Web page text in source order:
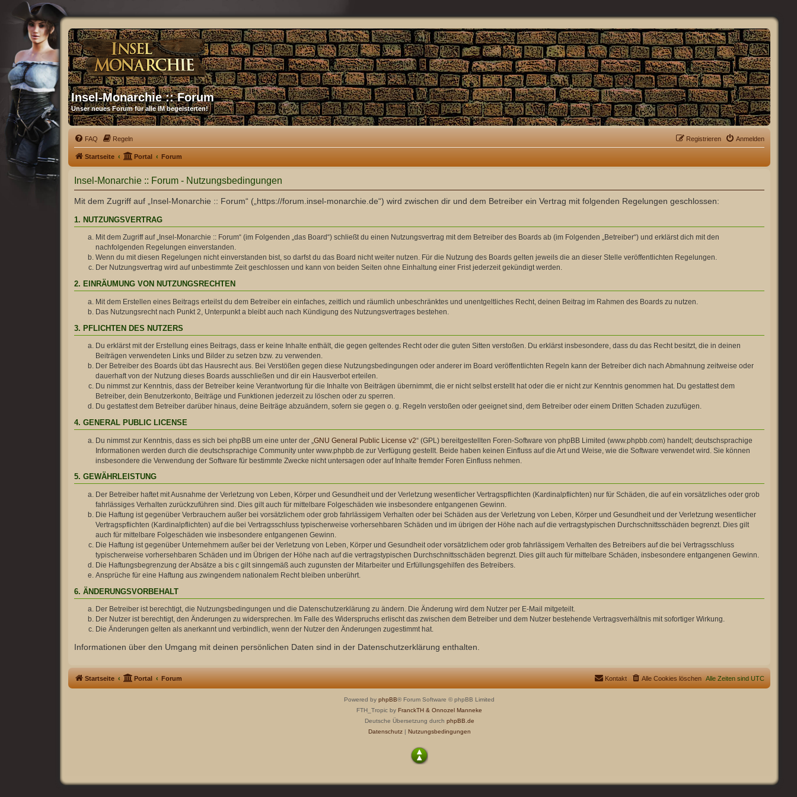
Insel-Monarchie :: Forum
Unser neues Forum für alle IM begeisterten!
FAQ Regeln Anmelden
Registrieren
Startseite Portal Forum
Insel-Monarchie :: Forum - Nutzungsbedingungen
Mit dem Zugriff auf „Insel-Monarchie :: Forum“ („https://forum.insel-monarchie.de“) wird zwischen dir und dem Betreiber ein Vertrag mit folgenden Regelungen geschlossen:
1. NUTZUNGSVERTRAG
Mit dem Zugriff auf „Insel-Monarchie :: Forum“ (im Folgenden „das Board“) schließt du einen Nutzungsvertrag mit dem Betreiber des Boards ab (im Folgenden „Betreiber“) und erklärst dich mit den
nachfolgenden Regelungen einverstanden.
Wenn du mit diesen Regelungen nicht einverstanden bist, so darfst du das Board nicht weiter nutzen. Für die Nutzung des Boards gelten jeweils die an dieser Stelle veröffentlichten Regelungen.
Der Nutzungsvertrag wird auf unbestimmte Zeit geschlossen und kann von beiden Seiten ohne Einhaltung einer Frist jederzeit gekündigt werden.
2. EINRÄUMUNG VON NUTZUNGSRECHTEN
Mit dem Erstellen eines Beitrags erteilst du dem Betreiber ein einfaches, zeitlich und räumlich unbeschränktes und unentgeltliches Recht, deinen Beitrag im Rahmen des Boards zu nutzen.
Das Nutzungsrecht nach Punkt 2, Unterpunkt a bleibt auch nach Kündigung des Nutzungsvertrages bestehen.
3. PFLICHTEN DES NUTZERS
Du erklärst mit der Erstellung eines Beitrags, dass er keine Inhalte enthält, die gegen geltendes Recht oder die guten Sitten verstoßen. Du erklärst insbesondere, dass du das Recht besitzt, die in deinen
Beiträgen verwendeten Links und Bilder zu setzen bzw. zu verwenden.
Der Betreiber des Boards übt das Hausrecht aus. Bei Verstößen gegen diese Nutzungsbedingungen oder anderer im Board veröffentlichten Regeln kann der Betreiber dich nach Abmahnung zeitweise oder
dauerhaft von der Nutzung dieses Boards ausschließen und dir ein Hausverbot erteilen.
Du nimmst zur Kenntnis, dass der Betreiber keine Verantwortung für die Inhalte von Beiträgen übernimmt, die er nicht selbst erstellt hat oder die er nicht zur Kenntnis genommen hat. Du gestattest dem
Betreiber, dein Benutzerkonto, Beiträge und Funktionen jederzeit zu löschen oder zu sperren.
Du gestattest dem Betreiber darüber hinaus, deine Beiträge abzuändern, sofern sie gegen o. g. Regeln verstoßen oder geeignet sind, dem Betreiber oder einem Dritten Schaden zuzufügen.
4. GENERAL PUBLIC LICENSE
Du nimmst zur Kenntnis, dass es sich bei phpBB um eine unter der „ GNU General Public License v2“ (GPL) bereitgestellten Foren-Software von phpBB Limited (www.phpbb.com) handelt; deutschsprachige
Informationen werden durch die deutschsprachige Community unter www.phpbb.de zur Verfügung gestellt. Beide haben keinen Einfluss auf die Art und Weise, wie die Software verwendet wird. Sie können
insbesondere die Verwendung der Software für bestimmte Zwecke nicht untersagen oder auf Inhalte fremder Foren Einfluss nehmen.
5. GEWÄHRLEISTUNG
Der Betreiber haftet mit Ausnahme der Verletzung von Leben, Körper und Gesundheit und der Verletzung wesentlicher Vertragspflichten (Kardinalpflichten) nur für Schäden, die auf ein vorsätzliches oder grob
fahrlässiges Verhalten zurückzuführen sind. Dies gilt auch für mittelbare Folgeschäden wie insbesondere entgangenen Gewinn.
Die Haftung ist gegenüber Verbrauchern außer bei vorsätzlichem oder grob fahrlässigem Verhalten oder bei Schäden aus der Verletzung von Leben, Körper und Gesundheit und der Verletzung wesentlicher
Vertragspflichten (Kardinalpflichten) auf die bei Vertragsschluss typischerweise vorhersehbaren Schäden und im übrigen der Höhe nach auf die vertragstypischen Durchschnittsschäden begrenzt. Dies gilt
auch für mittelbare Folgeschäden wie insbesondere entgangenen Gewinn.
Die Haftung ist gegenüber Unternehmern außer bei der Verletzung von Leben, Körper und Gesundheit oder vorsätzlichem oder grob fahrlässigem Verhalten des Betreibers auf die bei Vertragsschluss
typischerweise vorhersehbaren Schäden und im Übrigen der Höhe nach auf die vertragstypischen Durchschnittsschäden begrenzt. Dies gilt auch für mittelbare Schäden, insbesondere entgangenen Gewinn.
Die Haftungsbegrenzung der Absätze a bis c gilt sinngemäß auch zugunsten der Mitarbeiter und Erfüllungsgehilfen des Betreibers.
Ansprüche für eine Haftung aus zwingendem nationalem Recht bleiben unberührt.
6. ÄNDERUNGSVORBEHALT
Der Betreiber ist berechtigt, die Nutzungsbedingungen und die Datenschutzerklärung zu ändern. Die Änderung wird dem Nutzer per E-Mail mitgeteilt.
Der Nutzer ist berechtigt, den Änderungen zu widersprechen. Im Falle des Widerspruchs erlischt das zwischen dem Betreiber und dem Nutzer bestehende Vertragsverhältnis mit sofortiger Wirkung.
Die Änderungen gelten als anerkannt und verbindlich, wenn der Nutzer den Änderungen zugestimmt hat.
Informationen über den Umgang mit deinen persönlichen Daten sind in der Datenschutzerklärung enthalten.
Startseite Portal Forum Alle Zeiten sind UTC
Alle Cookies löschen
Kontakt
Powered by phpBB® Forum Software © phpBB Limited
FTH_Tropic by FranckTH & Onnozel Manneke
Deutsche Übersetzung durch phpBB.de
Datenschutz| Nutzungsbedingungen